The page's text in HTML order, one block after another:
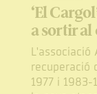
‘El
a sortir
L'associació
recuperació
1977 i